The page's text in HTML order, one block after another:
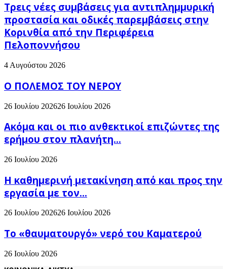
Τρεις νέες συμβάσεις για αντιπλημμυρική
προστασία και οδικές παρεμβάσεις στην
Κορινθία από την Περιφέρεια
Πελοποννήσου
4 Αυγούστου 2026
Ο ΠΟΛΕΜΟΣ ΤΟΥ ΝΕΡΟΥ
26 Ιουλίου 202626 Ιουλίου 2026
Ακόμα και οι πιο ανθεκτικοί επιζώντες της
ερήμου στον πλανήτη...
26 Ιουλίου 2026
H καθημερινή μετακίνηση από και προς την
εργασία με τον...
26 Ιουλίου 202626 Ιουλίου 2026
Το «θαυματουργό» νερό του Καματερού
26 Ιουλίου 2026